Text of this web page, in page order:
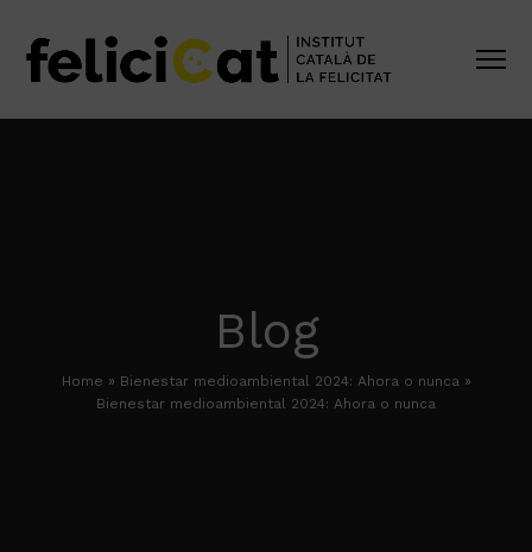
Blog
Home » Bienestar medioambiental 2024: Ahora o nunca»
Bienestar medioambiental 2024: Ahora o nunca